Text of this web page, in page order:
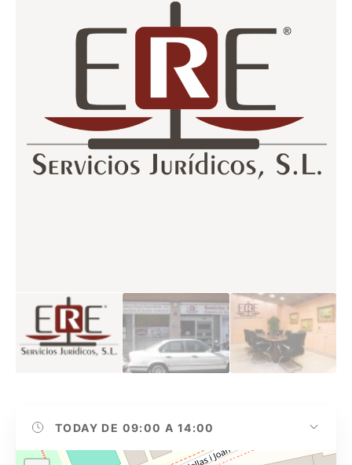
TODAY DE 09:00 A 14:00